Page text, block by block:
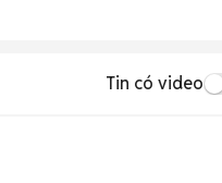
Tin có video